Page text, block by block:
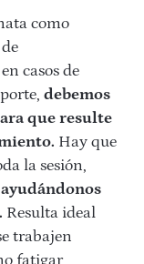
como
casos de
debemos
que resulte
Hay que
la sesión,
ayudándonos
Resulta ideal
trabajen